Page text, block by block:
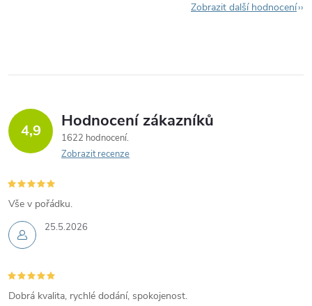
Zobrazit další hodnocení
4,9 Hodnocení zákazníků
1622 hodnocení
Zobrazit recenze
25.5.2026
Vše v pořádku.
Dobrá kvalita, rychlé dodání, spokojenost.